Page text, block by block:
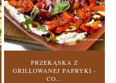
PRZEKĄSKA Z
GRILLOWANEJ PAPRYKI -
CO...